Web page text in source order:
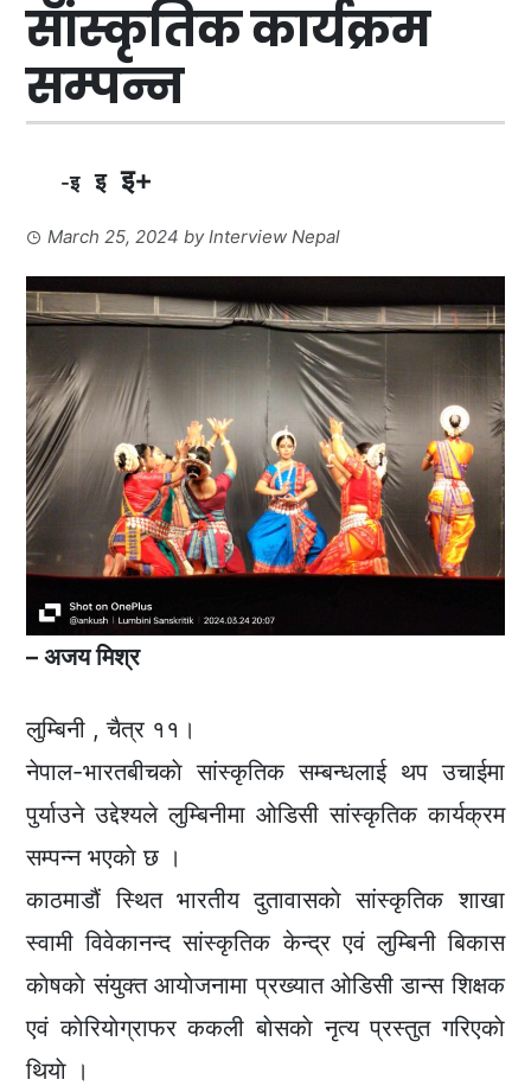
सांस्कृतिक कार्यक्रम
सम्पन्न
-इ इ इ+
March 25, 2024 byInterview Nepal
– अजय मिश्र
लुम्बिनी , चैत्र ११।
नेपाल-भारतबीचकाे सांस्कृतिक सम्बन्धलाई थप उचाईमा
पुर्याउने उद्देश्यले लुम्बिनीमा ओडिसी सांस्कृतिक कार्यक्रम
सम्पन्न भएकाे छ ।
काठमाडौं स्थित भारतीय दुतावासकाे सांस्कृतिक शाखा
स्वामी विवेकानन्द सांस्कृतिक केन्द्र एवं लुम्बिनी बिकास
काेषकाे संयुक्त आयाेजनामा प्रख्यात ओडिसी डान्स शिक्षक
एवं काेरियाेग्राफर ककली बाेसकाे नृत्य प्रस्तुत गरिएकाे
थियाे ।